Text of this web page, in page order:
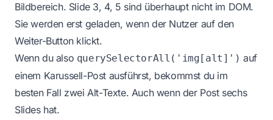
Bildbereich. Slide 3, 4, 5 sind überhaupt nicht im DOM.
Sie werden erst geladen, wenn der Nutzer auf den
Weiter-Button klickt.
Wenn du also querySelectorAll('img[alt]') auf
einem Karussell-Post ausführst, bekommst du im
besten Fall zwei Alt-Texte. Auch wenn der Post sechs
Slides hat.